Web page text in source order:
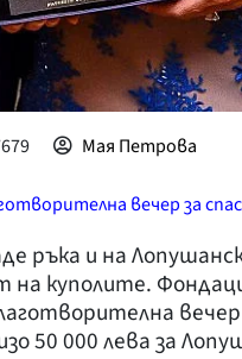
Мая Петрова
вечер за
ръка и на
куполите.
50 000 лева за